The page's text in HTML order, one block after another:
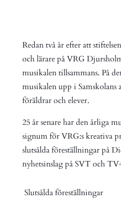
Redan två år efter att
och lärare på VRG
musikalen tillsammans. På
musikalen upp i
föräldrar och elever.
25 år senare har den årliga
signum för VRG:s kreativa
slutsålda föreställningar på
nyhetsinslag på SVT och
Slutsålda föreställningar